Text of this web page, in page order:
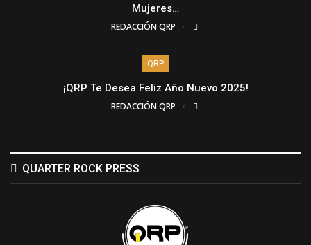
Mujeres…
REDACCIÓN QRP
QRP
¡QRP Te Desea Feliz Año Nuevo 2025!
REDACCIÓN QRP
QUARTER ROCK PRESS